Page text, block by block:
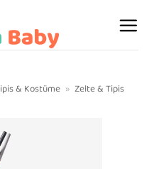
& Kostüme » Zelte & Tipis